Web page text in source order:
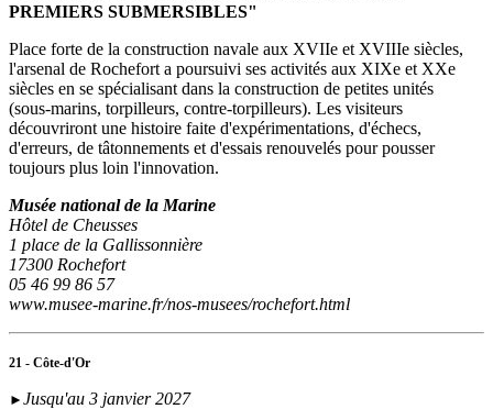
PREMIERS SUBMERSIBLES"
Place forte de la construction navale aux XVIIe et XVIIIe siècles,
l'arsenal de Rochefort a poursuivi ses activités aux XIXe et XXe
siècles en se spécialisant dans la construction de petites unités
(sous‑marins, torpilleurs, contre-torpilleurs). Les visiteurs
découvriront une histoire faite d'expérimentations, d'échecs,
d'erreurs, de tâtonnements et d'essais renouvelés pour pousser
toujours plus loin l'innovation.
Musée national de la Marine
Hôtel de Cheusses
1 place de la Gallissonnière
17300 Rochefort
05 46 99 86 57
www.musee-marine.fr/nos-musees/rochefort.html
21 - Côte-d'Or
► Jusqu'au 3 janvier 2027